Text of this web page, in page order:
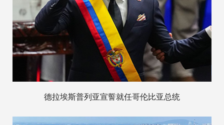
德拉埃斯普列亚宣誓就任哥伦比亚总统